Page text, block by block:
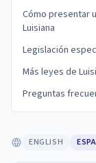
Cómo presentar
Luisiana
Legislación
Más leyes de
Preguntas
ENGLISH